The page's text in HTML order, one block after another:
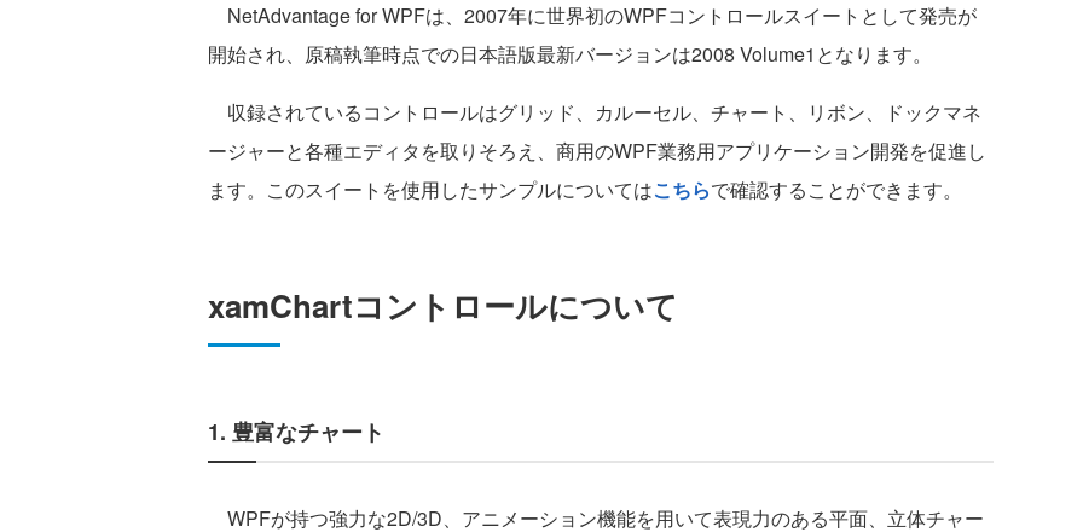
NetAdvantage for WPFは、2007年に世界初のWPFコントロールスイートとして発売が
開始され、原稿執筆時点での日本語版最新バージョンは2008 Volume1となります。
収録されているコントロールはグリッド、カルーセル、チャート、リボン、ドックマネ
ージャーと各種エディタを取りそろえ、商用のWPF業務用アプリケーション開発を促進し
ます。このスイートを使用したサンプルについてはこちらで確認することができます。
xamChartコントロールについて
1. 豊富なチャート
WPFが持つ強力な2D/3D、アニメーション機能を用いて表現力のある平面、立体チャー